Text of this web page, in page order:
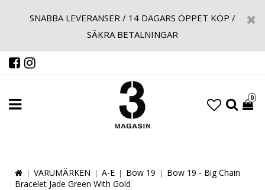
SNABBA LEVERANSER / 14 DAGARS ÖPPET KÖP /
SÄKRA BETALNINGAR
0
VARUMÄRKEN A-E Bow 19
Bow 19 - Big Chain
Bracelet Jade Green With Gold